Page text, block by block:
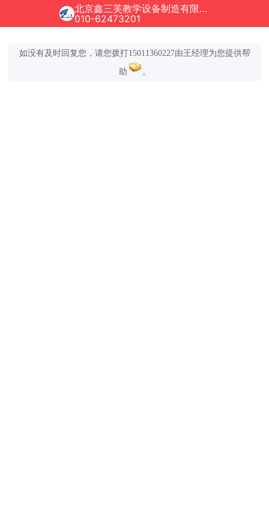
北京鑫三芙教学设备制造有限公司正在为您服务
010-62473201
如没有及时回复您，请您拨打15011360227由王经理为您提供帮
助 。